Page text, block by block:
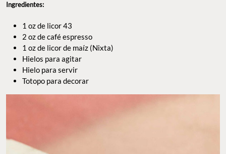
Ingredientes:
1 oz de licor 43
2 oz de café espresso
1 oz de licor de maíz (Nixta)
Hielos para agitar
Hielo para servir
Totopo para decorar